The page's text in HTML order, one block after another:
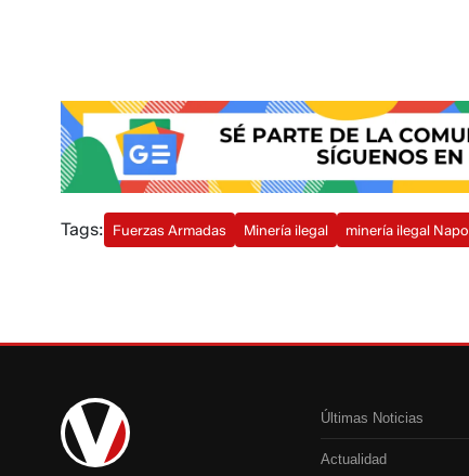
Tags: Fuerzas Armadas Minería ilegal minería ilegal Napo
Últimas Noticias
Actualidad